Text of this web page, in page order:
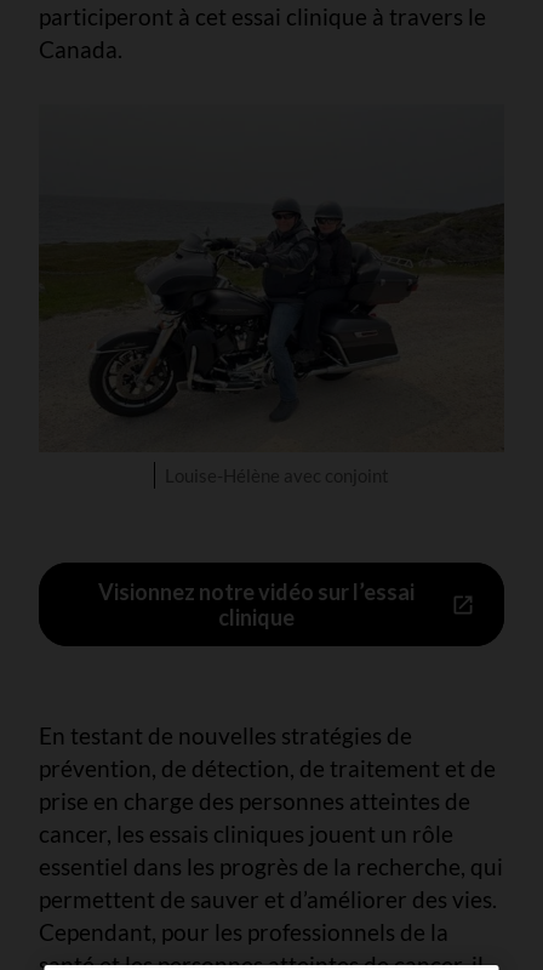
participeront à cet essai clinique à travers le
Canada.
Visionnez notre vidéo sur l’essai
clinique
En testant de nouvelles stratégies de
prévention, de détection, de traitement et de
prise en charge des personnes atteintes de
cancer, les essais cliniques jouent un rôle
essentiel dans les progrès de la recherche, qui
permettent de sauver et d’améliorer des vies.
Cependant, pour les professionnels de la